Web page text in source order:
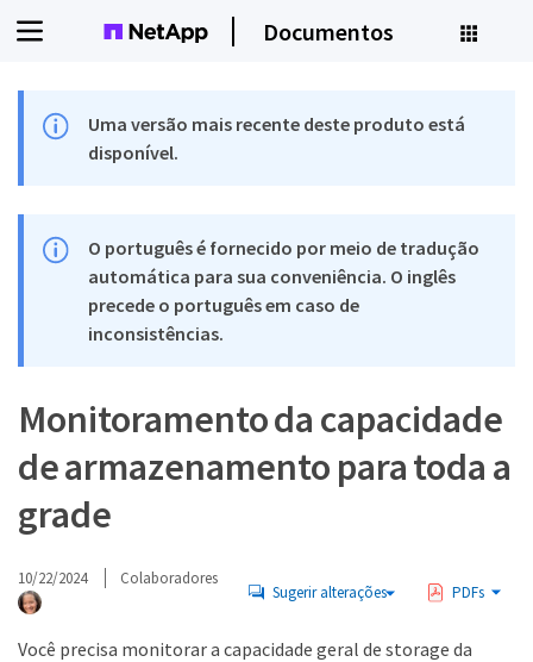
Documentos
Uma versão mais recente deste produto está
disponível.
O português é fornecido por meio de tradução
automática para sua conveniência. O inglês
precede o português em caso de
inconsistências.
Monitoramento da capacidade
de armazenamento para toda a
grade
10/22/2024 Colaboradores
Sugerir alterações PDFs
Você precisa monitorar a capacidade geral de storage da